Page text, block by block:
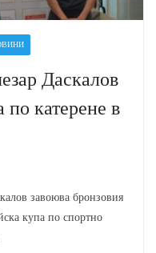
Даскалов
по катерене в
завоюва бронзовия
купа по спортно